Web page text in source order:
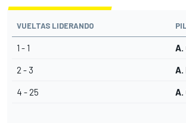
VUELTAS LIDERANDO
1 - 1 A.
2 - 3 A.
4 - 25 A.